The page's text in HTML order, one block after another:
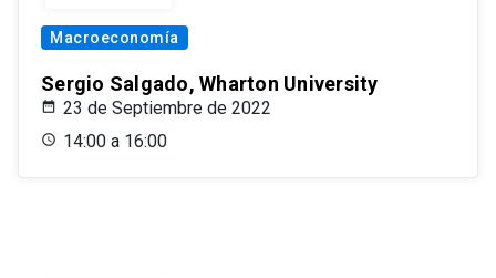
Macroeconomía
Sergio Salgado, Wharton University
23 de Septiembre de 2022
14:00 a 16:00